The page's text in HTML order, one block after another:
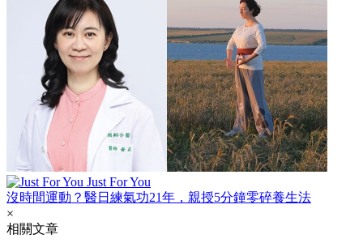
Just For You
沒時間運動？醫日練氣功21年，親授5分鐘零碎養生法
×
相關文章